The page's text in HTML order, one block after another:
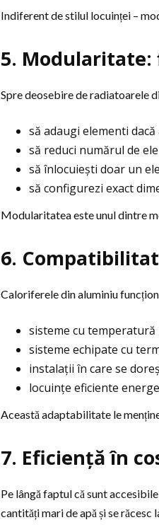
Indiferent de stilul locuinței –
5.
Spre deosebire de radiatoarele
să adaugi elementi
să reduci numărul de
să înlocuiești doar un
să configurezi exact
Modularitatea este unul dintre
6.
Caloriferele din aluminiu
sisteme cu
sisteme echipate cu
instalații în care se
locuințe eficiente
Această adaptabilitate le
7. Eficiență în
Pe lângă faptul că sunt
cantități mari de apă și se